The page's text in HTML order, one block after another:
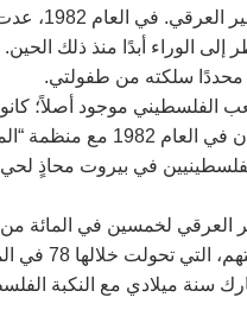
يزالون
إلى الوراء أبدًا منذ ذلك
محددًا سلكته من طفولتي.‏
الفلسطيني موجود أصلاً؛
في بيروت محاذٍ
وحتى ذلك
سنة ميلادي مع ‏‏النكبة